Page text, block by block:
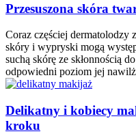
Przesuszona skóra
Coraz częściej dermatolodzy
skóry i wypryski mogą
suchą skórę ze skłonnością
odpowiedni poziom jej
Delikatny i kobiecy
kroku